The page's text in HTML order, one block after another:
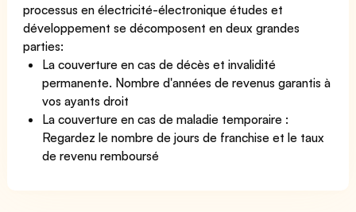
processus en électricité-électronique études et
développement se décomposent en deux grandes
parties:
La couverture en cas de décès et invalidité
permanente. Nombre d'années de revenus garantis à
vos ayants droit
La couverture en cas de maladie temporaire :
Regardez le nombre de jours de franchise et le taux
de revenu remboursé